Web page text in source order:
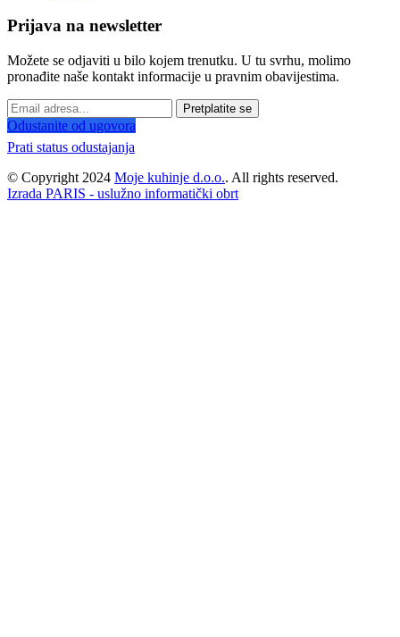
Prijava na newsletter
Možete se odjaviti u bilo kojem trenutku. U tu svrhu, molimo
pronađite naše kontakt informacije u pravnim obavijestima.
Pretplatite se
Odustanite od ugovora
Prati status odustajanja
© Copyright 2024 Moje kuhinje d.o.o.. All rights reserved.
Izrada PARIS - uslužno informatički obrt